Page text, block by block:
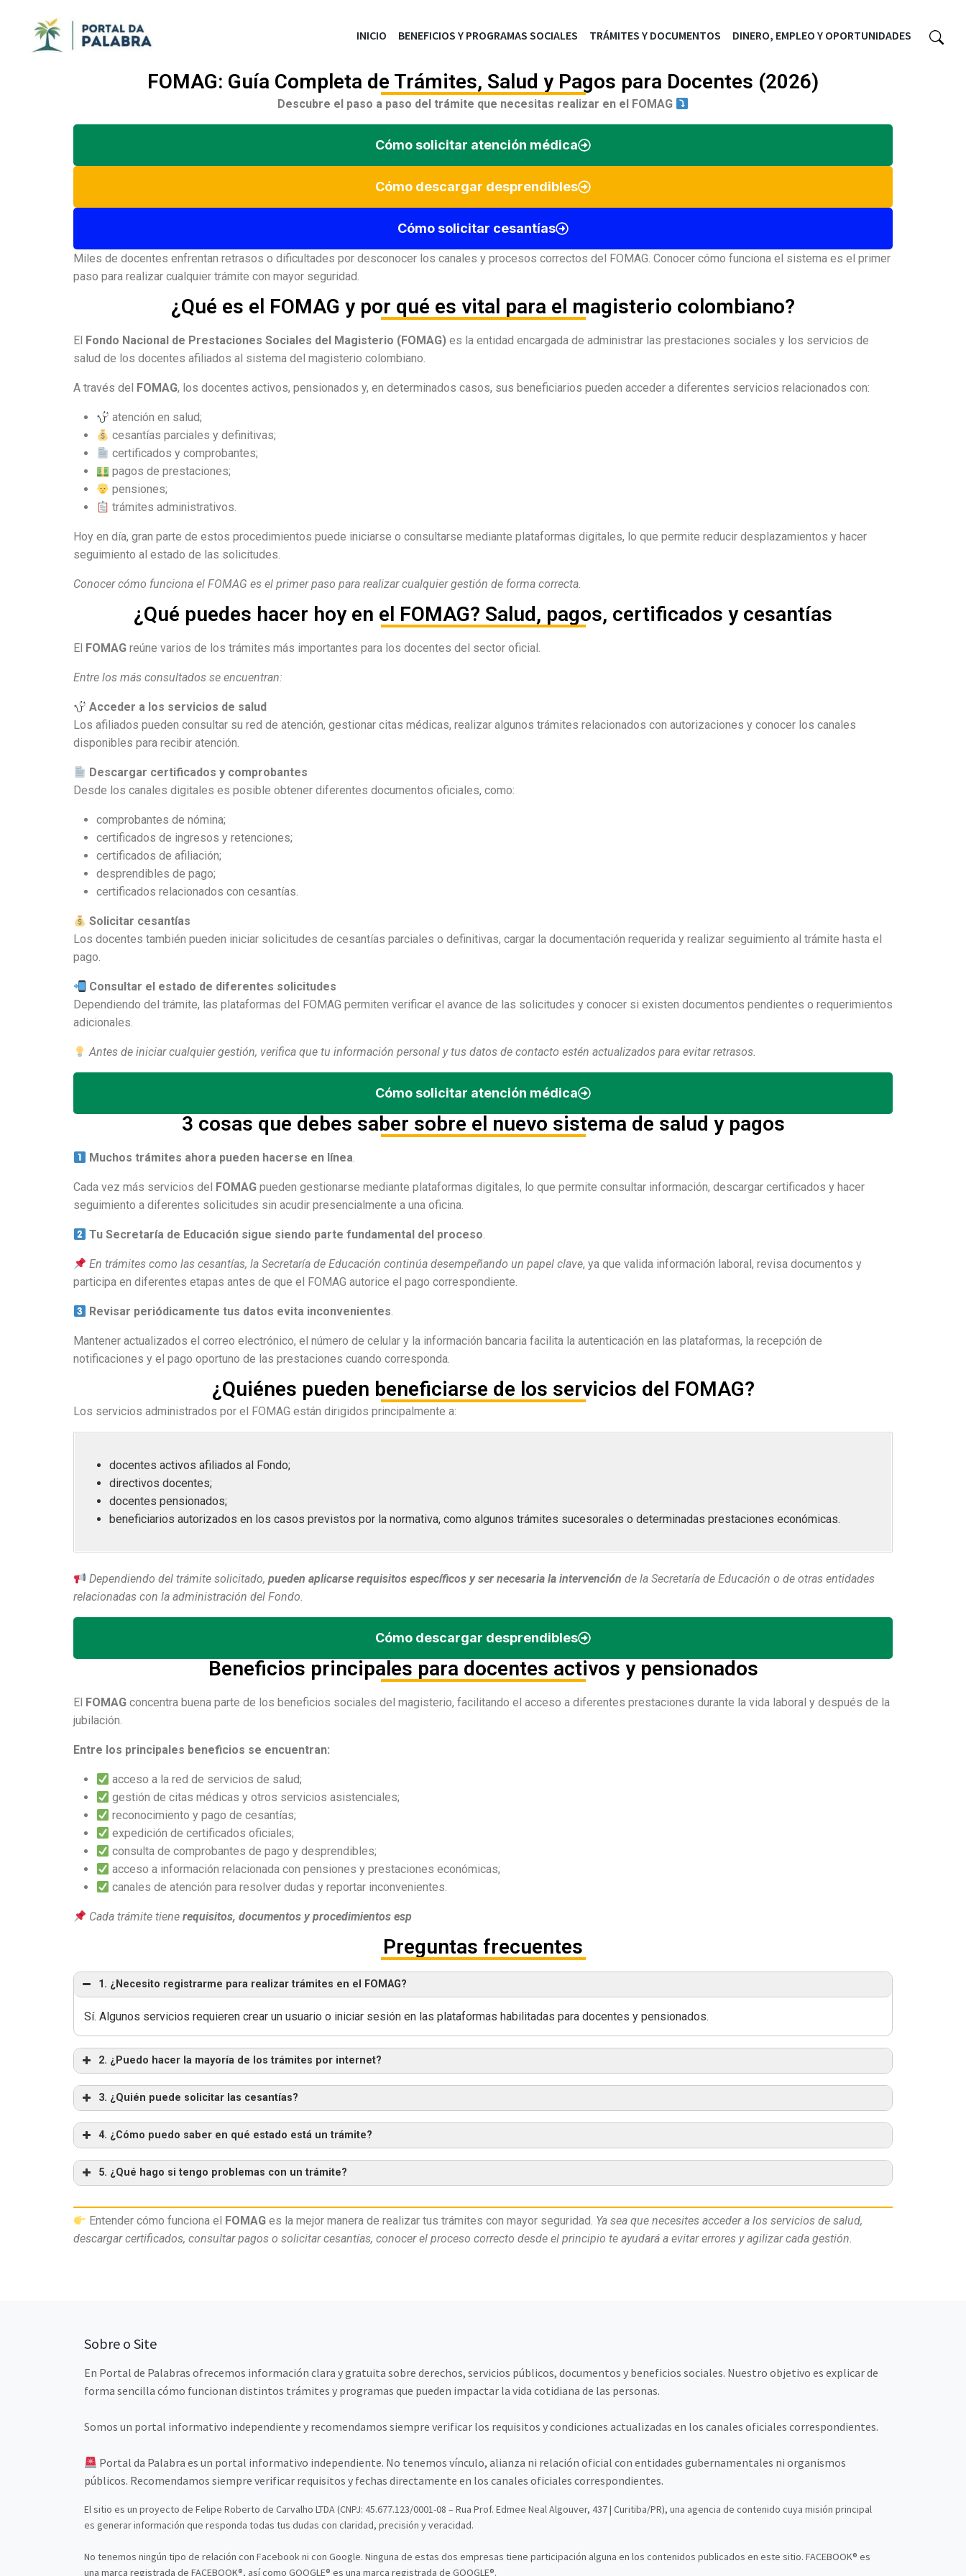
INICIO BENEFICIOS Y PROGRAMAS SOCIALES TRÁMITES Y DOCUMENTOS DINERO, EMPLEO Y OPORTUNIDADES
FOMAG: Guía Completa de Trámites, Salud y Pagos para Docentes (2026)
Descubre el paso a paso del trámite que necesitas realizar en el FOMAG
Cómo solicitar atención médica
Cómo descargar desprendibles
Cómo solicitar cesantías
Miles de docentes enfrentan retrasos o dificultades por desconocer los canales y procesos correctos del FOMAG. Conocer cómo funciona el sistema es el primer
paso para realizar cualquier trámite con mayor seguridad.
¿Qué es el FOMAG y por qué es vital para el magisterio colombiano?
El Fondo Nacional de Prestaciones Sociales del Magisterio (FOMAG) es la entidad encargada de administrar las prestaciones sociales y los servicios de
salud de los docentes afiliados al sistema del magisterio colombiano.
A través del FOMAG, los docentes activos, pensionados y, en determinados casos, sus beneficiarios pueden acceder a diferentes servicios relacionados con:
atención en salud;
cesantías parciales y definitivas;
certificados y comprobantes;
pagos de prestaciones;
pensiones;
trámites administrativos.
Hoy en día, gran parte de estos procedimientos puede iniciarse o consultarse mediante plataformas digitales, lo que permite reducir desplazamientos y hacer
seguimiento al estado de las solicitudes.
Conocer cómo funciona el FOMAG es el primer paso para realizar cualquier gestión de forma correcta.
¿Qué puedes hacer hoy en el FOMAG? Salud, pagos, certificados y cesantías
El FOMAG reúne varios de los trámites más importantes para los docentes del sector oficial.
Entre los más consultados se encuentran:
Acceder a los servicios de salud
Los afiliados pueden consultar su red de atención, gestionar citas médicas, realizar algunos trámites relacionados con autorizaciones y conocer los canales
disponibles para recibir atención.
Descargar certificados y comprobantes
Desde los canales digitales es posible obtener diferentes documentos oficiales, como:
comprobantes de nómina;
certificados de ingresos y retenciones;
certificados de afiliación;
desprendibles de pago;
certificados relacionados con cesantías.
Solicitar cesantías
Los docentes también pueden iniciar solicitudes de cesantías parciales o definitivas, cargar la documentación requerida y realizar seguimiento al trámite hasta el
pago.
Consultar el estado de diferentes solicitudes
Dependiendo del trámite, las plataformas del FOMAG permiten verificar el avance de las solicitudes y conocer si existen documentos pendientes o requerimientos
adicionales.
Antes de iniciar cualquier gestión, verifica que tu información personal y tus datos de contacto estén actualizados para evitar retrasos.
Cómo solicitar atención médica
3 cosas que debes saber sobre el nuevo sistema de salud y pagos
Muchos trámites ahora pueden hacerse en línea.
Cada vez más servicios del FOMAG pueden gestionarse mediante plataformas digitales, lo que permite consultar información, descargar certificados y hacer
seguimiento a diferentes solicitudes sin acudir presencialmente a una oficina.
Tu Secretaría de Educación sigue siendo parte fundamental del proceso.
En trámites como las cesantías, la Secretaría de Educación continúa desempeñando un papel clave, ya que valida información laboral, revisa documentos y
participa en diferentes etapas antes de que el FOMAG autorice el pago correspondiente.
Revisar periódicamente tus datos evita inconvenientes.
Mantener actualizados el correo electrónico, el número de celular y la información bancaria facilita la autenticación en las plataformas, la recepción de
notificaciones y el pago oportuno de las prestaciones cuando corresponda.
¿Quiénes pueden beneficiarse de los servicios del FOMAG?
Los servicios administrados por el FOMAG están dirigidos principalmente a:
docentes activos afiliados al Fondo;
directivos docentes;
docentes pensionados;
beneficiarios autorizados en los casos previstos por la normativa, como algunos trámites sucesorales o determinadas prestaciones económicas.
Dependiendo del trámite solicitado,pueden aplicarse requisitos específicos y ser necesaria la intervención de la Secretaría de Educación o de otras entidades
relacionadas con la administración del Fondo.
Cómo descargar desprendibles
Beneficios principales para docentes activos y pensionados
El FOMAG concentra buena parte de los beneficios sociales del magisterio, facilitando el acceso a diferentes prestaciones durante la vida laboral y después de la
jubilación.
Entre los principales beneficios se encuentran:
acceso a la red de servicios de salud;
gestión de citas médicas y otros servicios asistenciales;
reconocimiento y pago de cesantías;
expedición de certificados oficiales;
consulta de comprobantes de pago y desprendibles;
acceso a información relacionada con pensiones y prestaciones económicas;
canales de atención para resolver dudas y reportar inconvenientes.
Cada trámite tiene requisitos, documentos y procedimientos esp
Preguntas frecuentes
1. ¿Necesito registrarme para realizar trámites en el FOMAG?
Sí. Algunos servicios requieren crear un usuario o iniciar sesión en las plataformas habilitadas para docentes y pensionados.
2. ¿Puedo hacer la mayoría de los trámites por internet?
3. ¿Quién puede solicitar las cesantías?
4. ¿Cómo puedo saber en qué estado está un trámite?
5. ¿Qué hago si tengo problemas con un trámite?
Entender cómo funciona el FOMAG es la mejor manera de realizar tus trámites con mayor seguridad. Ya sea que necesites acceder a los servicios de salud,
descargar certificados, consultar pagos o solicitar cesantías, conocer el proceso correcto desde el principio te ayudará a evitar errores y agilizar cada gestión.
Sobre o Site
En Portal de Palabras ofrecemos información clara y gratuita sobre derechos, servicios públicos, documentos y beneficios sociales. Nuestro objetivo es explicar de
forma sencilla cómo funcionan distintos trámites y programas que pueden impactar la vida cotidiana de las personas.
Somos un portal informativo independiente y recomendamos siempre verificar los requisitos y condiciones actualizadas en los canales oficiales correspondientes.
Portal da Palabra es un portal informativo independiente. No tenemos vínculo, alianza ni relación oficial con entidades gubernamentales ni organismos
públicos. Recomendamos siempre verificar requisitos y fechas directamente en los canales oficiales correspondientes.
El sitio es un proyecto de Felipe Roberto de Carvalho LTDA (CNPJ: 45.677.123/0001-08 – Rua Prof. Edmee Neal Algouver, 437 | Curitiba/PR), una agencia de contenido cuya misión principal
es generar información que responda todas tus dudas con claridad, precisión y veracidad.
No tenemos ningún tipo de relación con Facebook ni con Google. Ninguna de estas dos empresas tiene participación alguna en los contenidos publicados en este sitio. FACEBOOK® es
una marca registrada de FACEBOOK®, así como GOOGLE® es una marca registrada de GOOGLE®.